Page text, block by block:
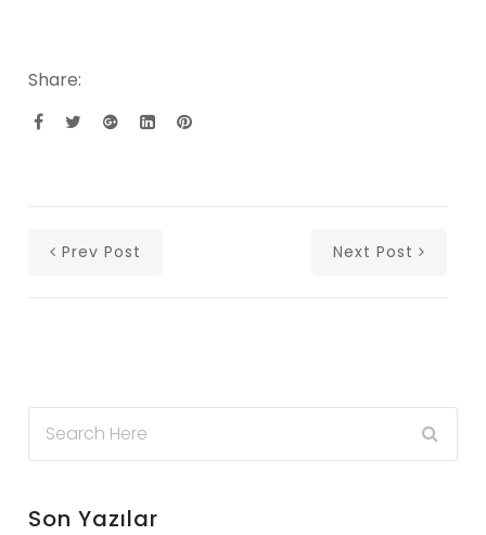
Share:
Prev Post Next Post
Son Yazılar